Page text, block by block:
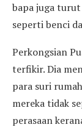
bapa juga turut
seperti benci
Perkongsian
terfikir. Dia
para suri
mereka tidak
perasaan